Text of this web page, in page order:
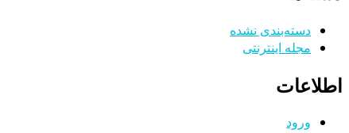
دسته‌بندی نشده
مجله اینترنتی
اطلاعات
ورود